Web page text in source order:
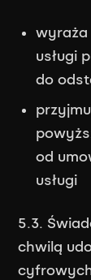
wyraża
usługi
do
od
usługi
5.3.
chwilą